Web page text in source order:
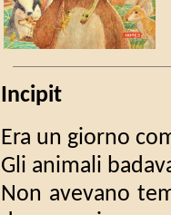
Incipit
Era un giorno
Gli animali
Non avevano